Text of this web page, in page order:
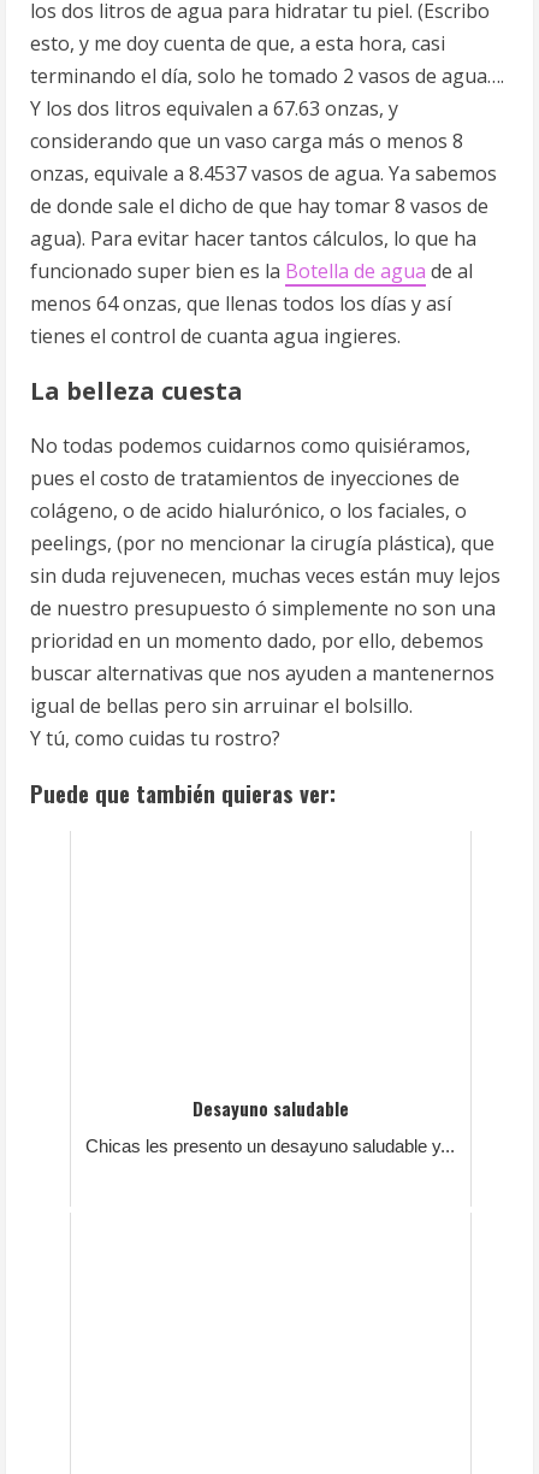
los dos litros de agua para hidratar tu piel. (Escribo
esto, y me doy cuenta de que, a esta hora, casi
terminando el día, solo he tomado 2 vasos de agua….
Y los dos litros equivalen a 67.63 onzas, y
considerando que un vaso carga más o menos 8
onzas, equivale a 8.4537 vasos de agua. Ya sabemos
de donde sale el dicho de que hay tomar 8 vasos de
agua). Para evitar hacer tantos cálculos, lo que ha
funcionado super bien es la Botella de agua de al
menos 64 onzas, que llenas todos los días y así
tienes el control de cuanta agua ingieres.
La belleza cuesta
No todas podemos cuidarnos como quisiéramos,
pues el costo de tratamientos de inyecciones de
colágeno, o de acido hialurónico, o los faciales, o
peelings, (por no mencionar la cirugía plástica), que
sin duda rejuvenecen, muchas veces están muy lejos
de nuestro presupuesto ó simplemente no son una
prioridad en un momento dado, por ello, debemos
buscar alternativas que nos ayuden a mantenernos
igual de bellas pero sin arruinar el bolsillo.
Y tú, como cuidas tu rostro?
Puede que también quieras ver:
Desayuno saludable
Chicas les presento un desayuno saludable y...